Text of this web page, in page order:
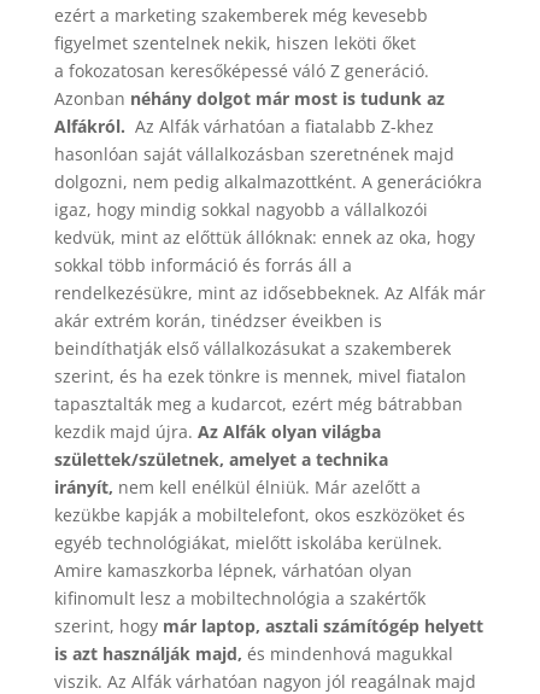
ezért a marketing szakemberek még kevesebb
figyelmet szentelnek nekik, hiszen leköti őket
a fokozatosan keresőképessé váló Z generáció.
Azonban néhány dolgot már most is tudunk az
Alfákról. Az Alfák várhatóan a fiatalabb Z-khez
hasonlóan saját vállalkozásban szeretnének majd
dolgozni, nem pedig alkalmazottként. A generációkra
igaz, hogy mindig sokkal nagyobb a vállalkozói
kedvük, mint az előttük állóknak: ennek az oka, hogy
sokkal több információ és forrás áll a
rendelkezésükre, mint az idősebbeknek. Az Alfák már
akár extrém korán, tinédzser éveikben is
beindíthatják első vállalkozásukat a szakemberek
szerint, és ha ezek tönkre is mennek, mivel fiatalon
tapasztalták meg a kudarcot, ezért még bátrabban
kezdik majd újra. Az Alfák olyan világba
születtek/születnek, amelyet a technika
irányít, nem kell enélkül élniük. Már azelőtt a
kezükbe kapják a mobiltelefont, okos eszközöket és
egyéb technológiákat, mielőtt iskolába kerülnek.
Amire kamaszkorba lépnek, várhatóan olyan
kifinomult lesz a mobiltechnológia a szakértők
szerint, hogy már laptop, asztali számítógép helyett
is azt használják majd, és mindenhová magukkal
viszik. Az Alfák várhatóan nagyon jól reagálnak majd